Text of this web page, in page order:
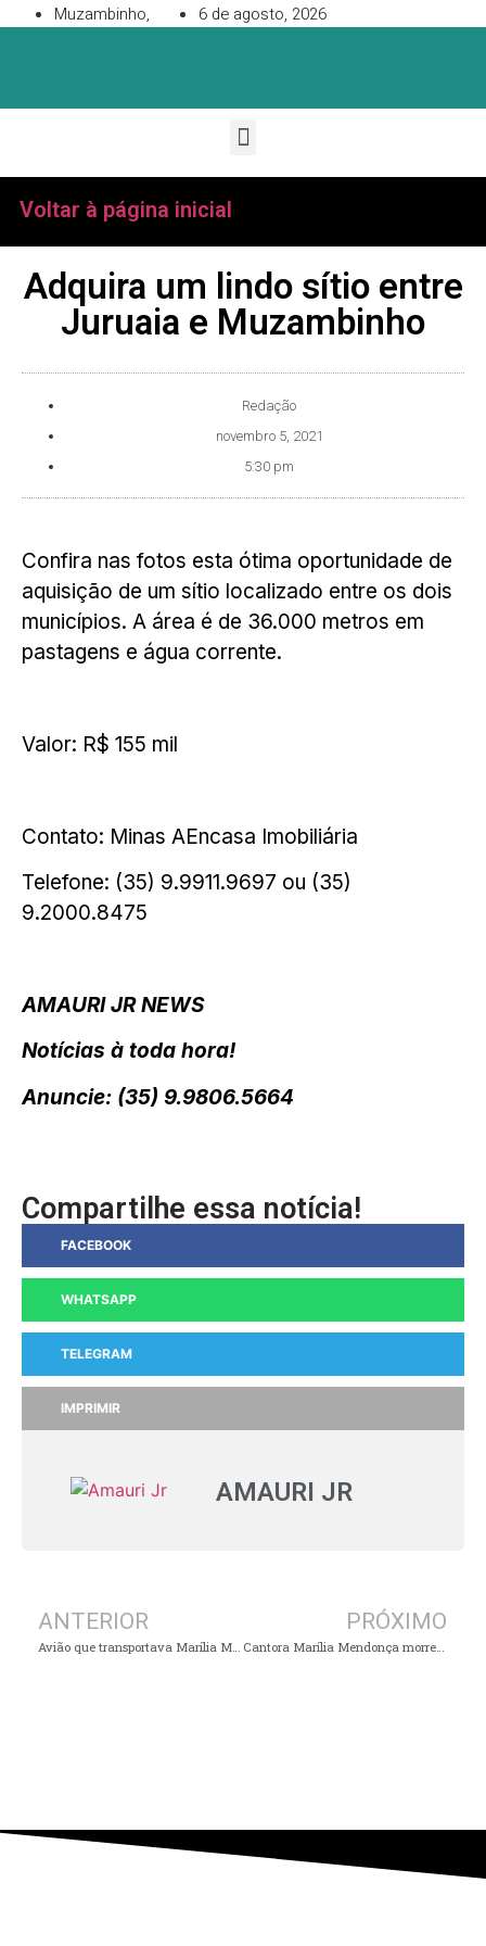
Muzambinho, 6 de agosto, 2026
Voltar à página inicial
Adquira um lindo sítio entre
Juruaia e Muzambinho
Redação
novembro 5, 2021
5:30 pm
Confira nas fotos esta ótima oportunidade de
aquisição de um sítio localizado entre os dois
municípios. A área é de 36.000 metros em
pastagens e água corrente.
Valor: R$ 155 mil
Contato: Minas AEncasa Imobiliária
Telefone: (35) 9.9911.9697 ou (35)
9.2000.8475
AMAURI JR NEWS
Notícias à toda hora!
Anuncie: (35) 9.9806.5664
Compartilhe essa notícia!
FACEBOOK
WHATSAPP
TELEGRAM
IMPRIMIR
AMAURI JR
ANTERIOR PRÓXIMO
Cantora Marília Mendonça morre aos 26 anos em acidente de avião em Minas